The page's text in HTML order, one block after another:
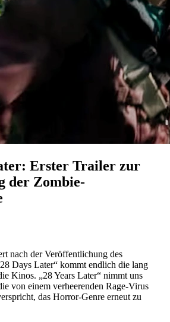
Erster Trailer zur
der Zombie-
nach der Veröffentlichung des
Days Later“ kommt endlich die lang
Kinos. „28 Years Later“ nimmt uns
von einem verheerenden Rage-Virus
das Horror-Genre erneut zu